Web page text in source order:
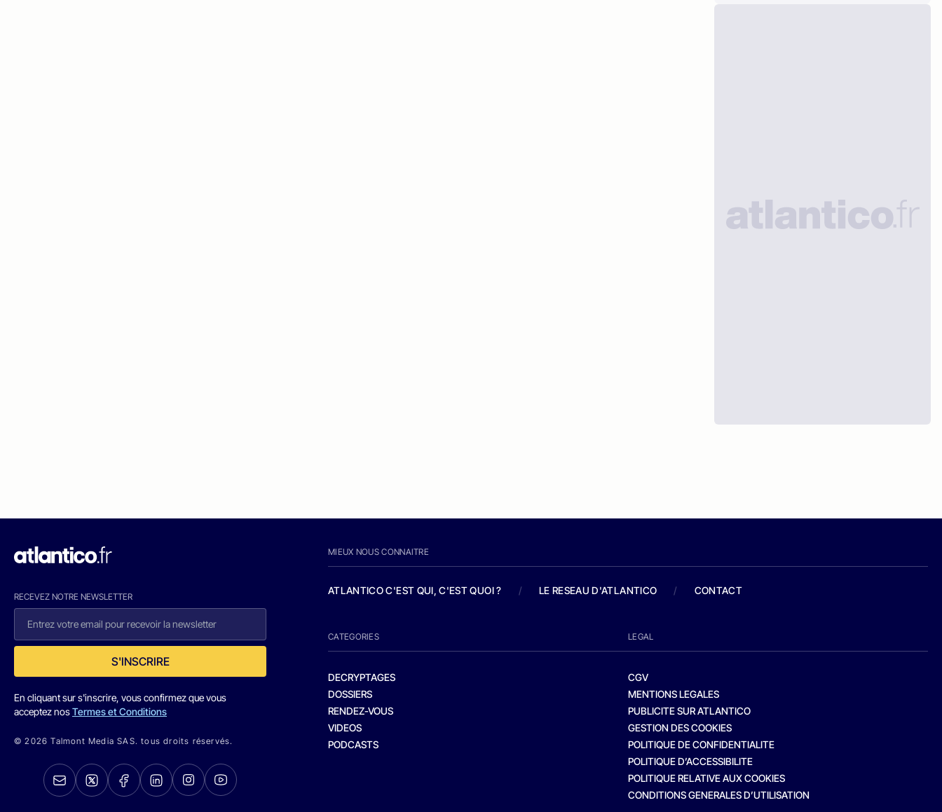
RECEVEZ NOTRE NEWSLETTER
S'INSCRIRE
En cliquant sur s'inscrire, vous confirmez que vous
acceptez nosTermes et Conditions
© 2026 Talmont Media SAS. tous droits réservés.
MIEUX NOUS CONNAITRE
ATLANTICO C'EST QUI, C'EST QUOI ? / LE RESEAU D'ATLANTICO / CONTACT
CATEGORIES
DECRYPTAGES
DOSSIERS
RENDEZ-VOUS
VIDEOS
PODCASTS
LEGAL
CGV
MENTIONS LEGALES
PUBLICITE SUR ATLANTICO
GESTION DES COOKIES
POLITIQUE DE CONFIDENTIALITE
POLITIQUE D’ACCESSIBILITE
POLITIQUE RELATIVE AUX COOKIES
CONDITIONS GENERALES D’UTILISATION